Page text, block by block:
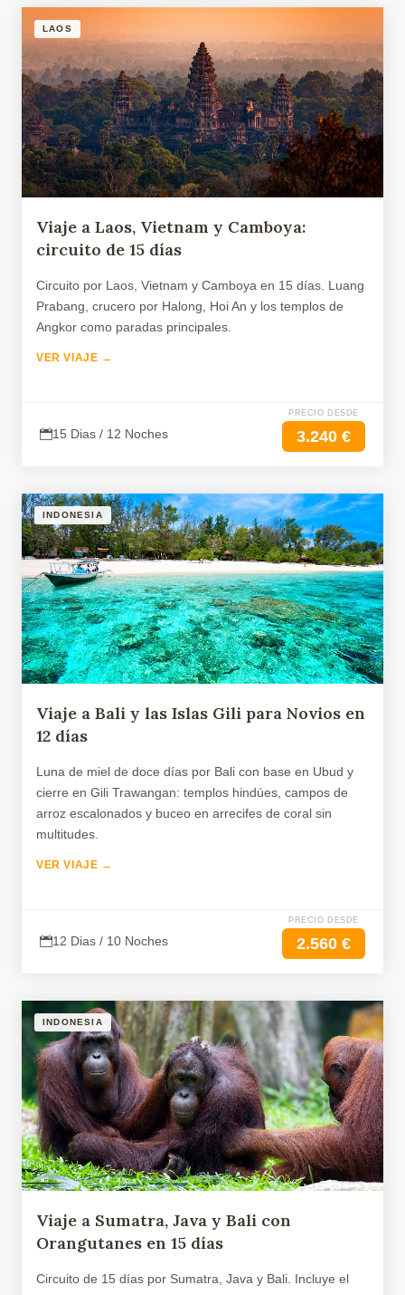
LAOS
Viaje a Laos, Vietnam y Camboya:
circuito de 15 días
Circuito por Laos, Vietnam y Camboya en 15 días. Luang
Prabang, crucero por Halong, Hoi An y los templos de
Angkor como paradas principales.
VER VIAJE →
15 Dias / 12 Noches
PRECIO DESDE
3.240 €
INDONESIA
Viaje a Bali y las Islas Gili para Novios en
12 días
Luna de miel de doce días por Bali con base en Ubud y
cierre en Gili Trawangan: templos hindúes, campos de
arroz escalonados y buceo en arrecifes de coral sin
multitudes.
VER VIAJE →
12 Dias / 10 Noches
PRECIO DESDE
2.560 €
INDONESIA
Viaje a Sumatra, Java y Bali con
Orangutanes en 15 días
Circuito de 15 días por Sumatra, Java y Bali. Incluye el